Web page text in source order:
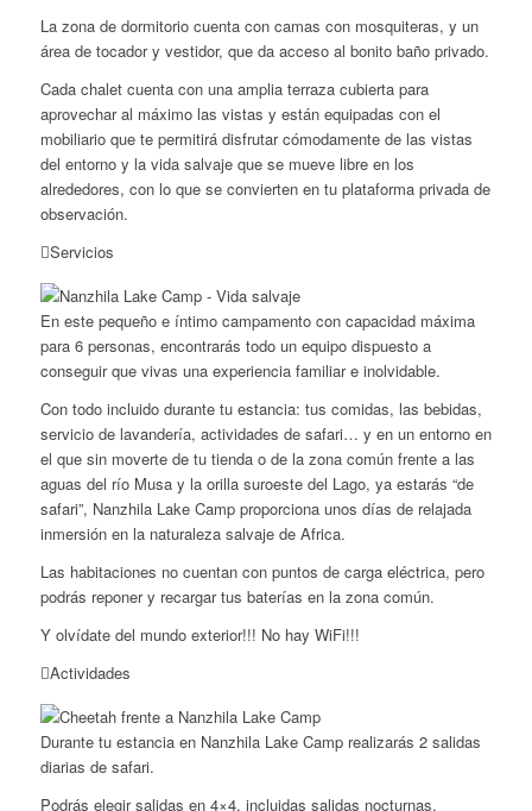
La zona de dormitorio cuenta con camas con mosquiteras, y un
área de tocador y vestidor, que da acceso al bonito baño privado.
Cada chalet cuenta con una amplia terraza cubierta para
aprovechar al máximo las vistas y están equipadas con el
mobiliario que te permitirá disfrutar cómodamente de las vistas
del entorno y la vida salvaje que se mueve libre en los
alrededores, con lo que se convierten en tu plataforma privada de
observación.
Servicios
En este pequeño e íntimo campamento con capacidad máxima
para 6 personas, encontrarás todo un equipo dispuesto a
conseguir que vivas una experiencia familiar e inolvidable.
Con todo incluido durante tu estancia: tus comidas, las bebidas,
servicio de lavandería, actividades de safari… y en un entorno en
el que sin moverte de tu tienda o de la zona común frente a las
aguas del río Musa y la orilla suroeste del Lago, ya estarás “de
safari”, Nanzhila Lake Camp proporciona unos días de relajada
inmersión en la naturaleza salvaje de Africa.
Las habitaciones no cuentan con puntos de carga eléctrica, pero
podrás reponer y recargar tus baterías en la zona común.
Y olvídate del mundo exterior!!! No hay WiFi!!!
Actividades
Durante tu estancia en Nanzhila Lake Camp realizarás 2 salidas
diarias de safari.
Podrás elegir salidas en 4×4, incluidas salidas nocturnas,